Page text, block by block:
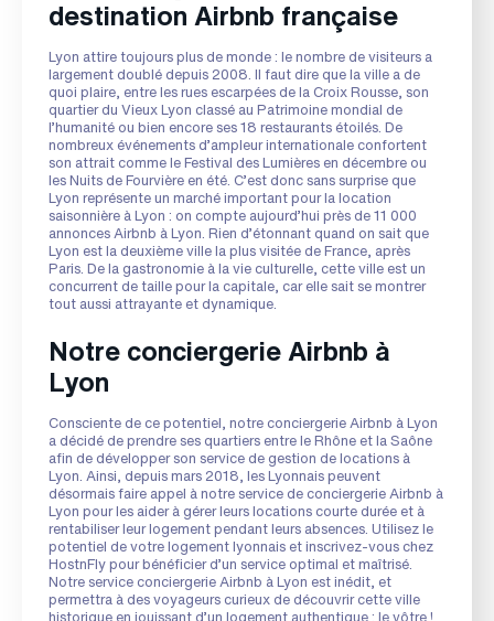
destination Airbnb française
Lyon attire toujours plus de monde : le nombre de visiteurs a
largement doublé depuis 2008. Il faut dire que la ville a de
quoi plaire, entre les rues escarpées de la Croix Rousse, son
quartier du Vieux Lyon classé au Patrimoine mondial de
l’humanité ou bien encore ses 18 restaurants étoilés. De
nombreux événements d’ampleur internationale confortent
son attrait comme le Festival des Lumières en décembre ou
les Nuits de Fourvière en été. C’est donc sans surprise que
Lyon représente un marché important pour la location
saisonnière à Lyon : on compte aujourd’hui près de 11 000
annonces Airbnb à Lyon. Rien d’étonnant quand on sait que
Lyon est la deuxième ville la plus visitée de France, après
Paris. De la gastronomie à la vie culturelle, cette ville est un
concurrent de taille pour la capitale, car elle sait se montrer
tout aussi attrayante et dynamique.
Notre conciergerie Airbnb à
Lyon
Consciente de ce potentiel, notre conciergerie Airbnb à Lyon
a décidé de prendre ses quartiers entre le Rhône et la Saône
afin de développer son service de gestion de locations à
Lyon. Ainsi, depuis mars 2018, les Lyonnais peuvent
désormais faire appel à notre service de conciergerie Airbnb à
Lyon pour les aider à gérer leurs locations courte durée et à
rentabiliser leur logement pendant leurs absences. Utilisez le
potentiel de votre logement lyonnais et inscrivez-vous chez
HostnFly pour bénéficier d’un service optimal et maîtrisé.
Notre service conciergerie Airbnb à Lyon est inédit, et
permettra à des voyageurs curieux de découvrir cette ville
historique en jouissant d’un logement authentique : le vôtre !